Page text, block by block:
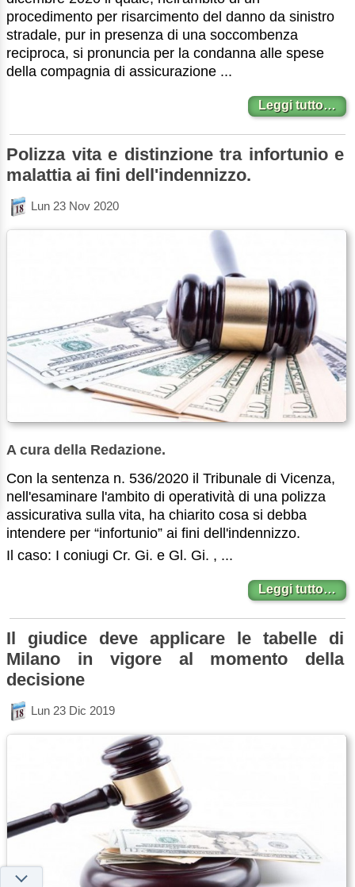
procedimento per risarcimento del danno da sinistro
stradale, pur in presenza di una soccombenza
reciproca, si pronuncia per la condanna alle spese
della compagnia di assicurazione ...
Leggi tutto…
Polizza vita e distinzione tra infortunio e
malattia ai fini dell'indennizzo.
Lun 23 Nov 2020
A cura della Redazione.
Con la sentenza n. 536/2020 il Tribunale di Vicenza,
nell'esaminare l'ambito di operatività di una polizza
assicurativa sulla vita, ha chiarito cosa si debba
intendere per “infortunio” ai fini dell'indennizzo.
Il caso: I coniugi Cr. Gi. e Gl. Gi. , ...
Leggi tutto…
Il giudice deve applicare le tabelle di
Milano in vigore al momento della
decisione
Lun 23 Dic 2019